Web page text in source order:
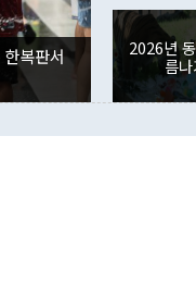
사합의 복원, 4자회담
권이라는 지적이 나
뒤 "여기 업무보고에
부의 한 소식통은 "정
를 거쳐 결정된 사안
련 부처 장관이 정부
하고 대통령의 면전
경신했다. 외국인의
분기 말 만기도래 영
다. 내국인의 해외 증
다.
복판서
2026년
름